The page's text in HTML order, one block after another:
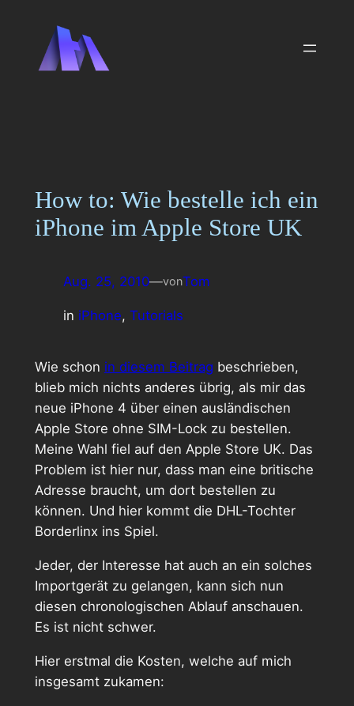
springen
How to: Wie bestelle ich ein
iPhone im Apple Store UK
Aug. 25, 2010—vonTom
in iPhone, Tutorials
Wie schon in diesem Beitrag beschrieben,
blieb mich nichts anderes übrig, als mir das
neue iPhone 4 über einen ausländischen
Apple Store ohne SIM-Lock zu bestellen.
Meine Wahl fiel auf den Apple Store UK. Das
Problem ist hier nur, dass man eine britische
Adresse braucht, um dort bestellen zu
können. Und hier kommt die DHL-Tochter
Borderlinx ins Spiel.
Jeder, der Interesse hat auch an ein solches
Importgerät zu gelangen, kann sich nun
diesen chronologischen Ablauf anschauen.
Es ist nicht schwer.
Hier erstmal die Kosten, welche auf mich
insgesamt zukamen: